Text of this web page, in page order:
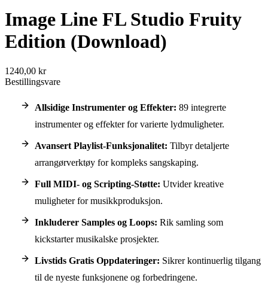
Image Line FL Studio Fruity
Edition (Download)
1240,00 kr
Bestillingsvare
Allsidige Instrumenter og Effekter: 89 integrerte
instrumenter og effekter for varierte lydmuligheter.
Avansert Playlist-Funksjonalitet: Tilbyr detaljerte
arrangørverktøy for kompleks sangskaping.
Full MIDI- og Scripting-Støtte: Utvider kreative
muligheter for musikkproduksjon.
Inkluderer Samples og Loops: Rik samling som
kickstarter musikalske prosjekter.
Livstids Gratis Oppdateringer: Sikrer kontinuerlig tilgang
til de nyeste funksjonene og forbedringene.